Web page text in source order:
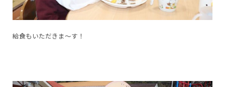
給食もいただきま～す！